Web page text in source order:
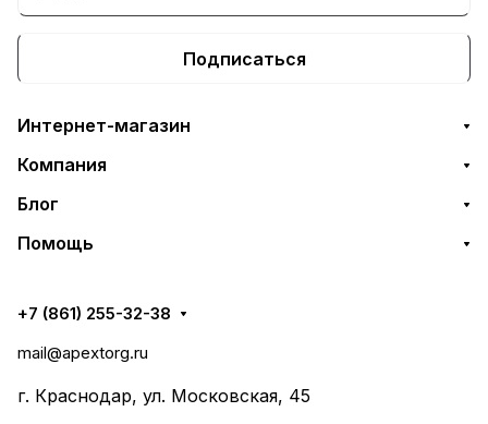
Подписаться
Интернет-магазин
Компания
Блог
Помощь
+7 (861) 255-32-38
mail@apextorg.ru
г. Краснодар, ул. Московская, 45